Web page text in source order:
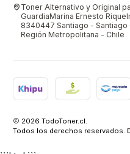
Toner Alternativo y Original
GuardiaMarina Ernesto
8340447 Santiago - Santiago
Región Metropolitana - Chile
2026 TodoToner.cl.
Todos los derechos reservados.